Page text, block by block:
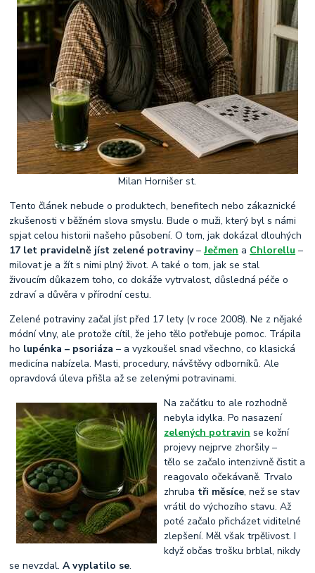
Milan Hornišer st.
Tento článek nebude o produktech, benefitech nebo zákaznické
zkušenosti v běžném slova smyslu. Bude o muži, který byl s námi
spjat celou historii našeho působení. O tom, jak dokázal dlouhých
17 let pravidelně jíst zelené potraviny–Ječmen a Chlorellu –
milovat je a žít s nimi plný život. A také o tom, jak se stal
živoucím důkazem toho, co dokáže vytrvalost, důsledná péče o
zdraví a důvěra v přírodní cestu.
Zelené potraviny začal jíst před 17 lety (v roce 2008). Ne z nějaké
módní vlny, ale protože cítil, že jeho tělo potřebuje pomoc. Trápila
ho lupénka – psoriáza – a vyzkoušel snad všechno, co klasická
medicína nabízela. Masti, procedury, návštěvy odborníků. Ale
opravdová úleva přišla až se zelenými potravinami.
Na začátku to ale rozhodně
nebyla idylka. Po nasazení
zelených potravin se kožní
projevy nejprve zhoršily –
tělo se začalo intenzivně čistit a
reagovalo očekávaně. Trvalo
zhruba tři měsíce, než se stav
vrátil do výchozího stavu. Až
poté začalo přicházet viditelné
zlepšení. Měl však trpělivost. I
když občas trošku brblal, nikdy
se nevzdal.A vyplatilo se.